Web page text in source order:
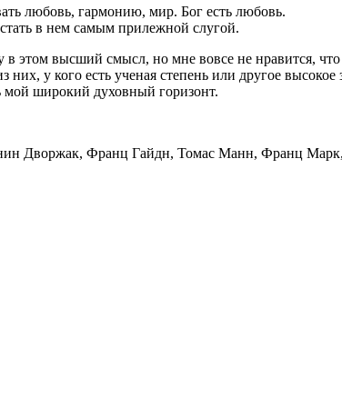
любовь, гармонию, мир. Бог есть любовь.
в нем самым прилежной слугой.
этом высший смысл, но мне вовсе не нравится,
у кого есть ученая степень или другое высокое
мой широкий духовный горизонт.
Дворжак, Франц Гайдн, Томас Манн, Франц